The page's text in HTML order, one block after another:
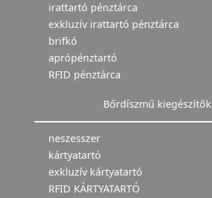
irattartó pénztárca
exkluzív irattartó pénztárca
brifkó
aprópénztartó
RFID pénztárca
Bőrdíszmű kiegészítők
neszesszer
kártyatartó
exkluzív kártyatartó
RFID KÁRTYATARTÓ